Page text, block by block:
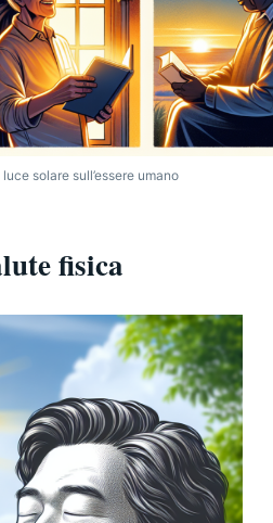
solare sull’essere umano
fisica